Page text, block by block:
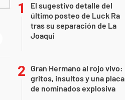
El sugestivo detalle del
último posteo de Luck Ra
tras su separación de La
Joaqui
Gran Hermano al rojo vivo:
gritos, insultos y una placa
de nominados explosiva